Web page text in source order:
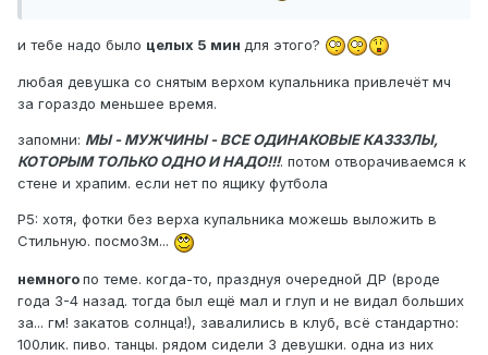
и тебе надо было целых 5 мин для этого?
любая девушка со снятым верхом купальника привлечёт мч
за гораздо меньшее время.
запомни: МЫ - МУЖЧИНЫ - ВСЕ ОДИНАКОВЫЕ КАЗЗЗЛЫ,
КОТОРЫМ ТОЛЬКО ОДНО И НАДО!!!. потом отворачиваемся к
стене и храпим. если нет по ящику футбола
Р5: хотя, фотки без верха купальника можешь выложить в
Стильную. посмо3м...
немногопо теме. когда-то, празднуя очередной ДР (вроде
года 3-4 назад. тогда был ещё мал и глуп и не видал больших
за... гм! закатов солнца!), завалились в клуб, всё стандартно:
100лик. пиво. танцы. рядом сидели 3 девушки. одна из них